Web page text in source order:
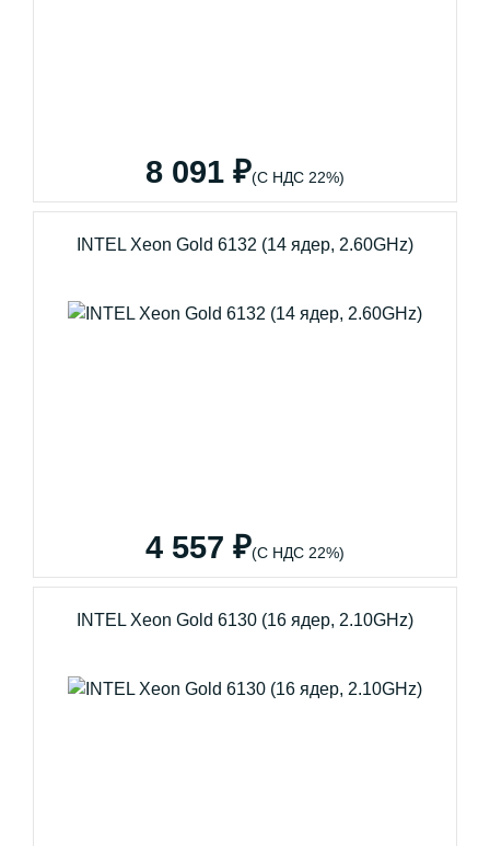
8 091 ₽(С НДС 22%)
INTEL Xeon Gold 6132 (14 ядер, 2.60GHz)
4 557 ₽(С НДС 22%)
INTEL Xeon Gold 6130 (16 ядер, 2.10GHz)